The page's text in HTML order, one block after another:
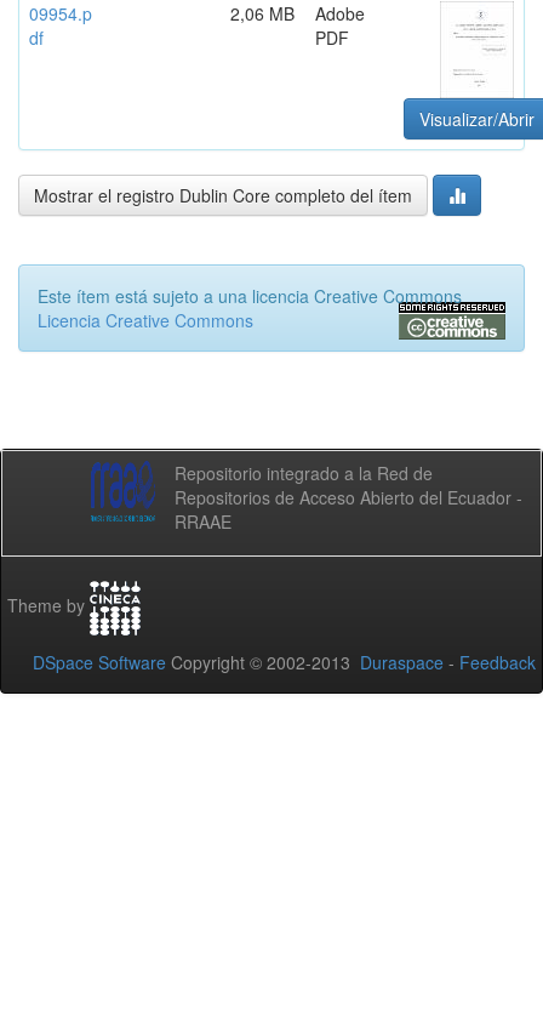
09954.p
df
2,06 MB
Adobe
PDF
Visualizar/Abrir
Mostrar el registro Dublin Core completo del ítem
Este ítem está sujeto a una licencia Creative Commons
Licencia Creative Commons
Repositorio integrado a la Red de
Repositorios de Acceso Abierto del Ecuador -
RRAAE
Theme by
DSpace Software Copyright © 2002-2013 Duraspace - Feedback